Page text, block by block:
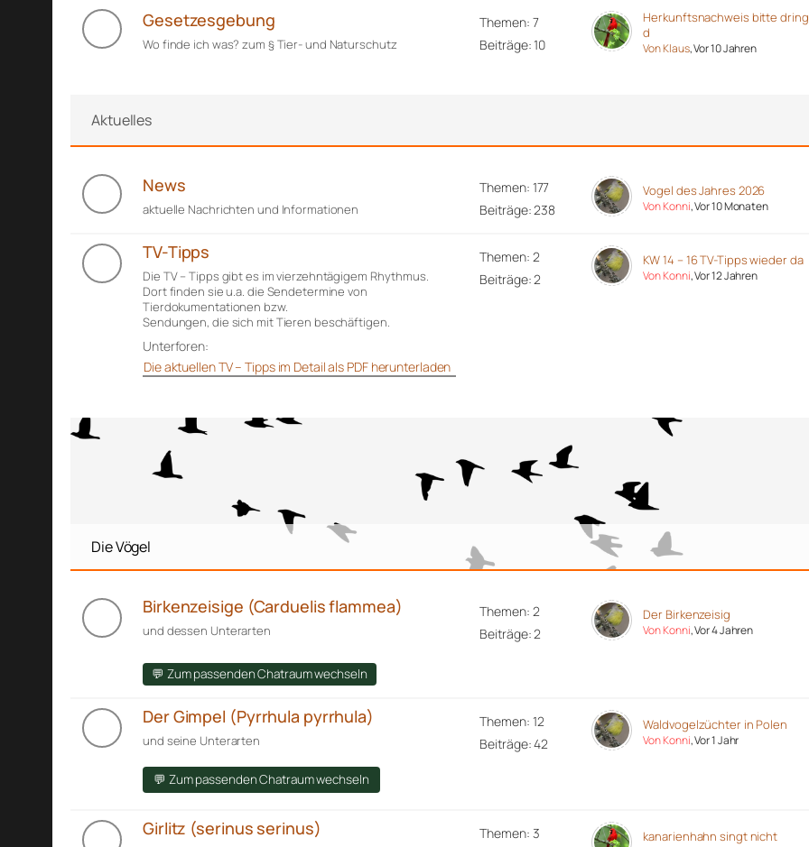
Gesetzesgebung
Wo finde ich was? zum § Tier- und Naturschutz
Themen: 7
Beiträge: 10
Herkunftsnachweis bitte
d
Von Klaus, Vor 10 Jahren
Aktuelles
News
aktuelle Nachrichten und Informationen
Themen: 177
Beiträge: 238
Vogel des Jahres 2026
Von Konni, Vor 10 Monaten
TV-Tipps
Die TV – Tipps gibt es im vierzehntägigem Rhythmus.
Dort finden sie u.a. die Sendetermine von
Tierdokumentationen bzw.
Sendungen, die sich mit Tieren beschäftigen.
Unterforen:
Die aktuellen TV – Tipps im Detail als PDF herunterladen
Themen: 2
Beiträge: 2
KW 14 – 16 TV-Tipps wieder da
Von Konni, Vor 12 Jahren
Die Vögel
Birkenzeisige (Carduelis flammea)
und dessen Unterarten
💬 Zum passenden Chatraum wechseln
Themen: 2
Beiträge: 2
Der Birkenzeisig
Von Konni, Vor 4 Jahren
Der Gimpel (Pyrrhula pyrrhula)
und seine Unterarten
💬 Zum passenden Chatraum wechseln
Themen: 12
Beiträge: 42
Waldvogelzüchter in Polen
Von Konni, Vor 1 Jahr
Girlitz (serinus serinus)
Themen: 3
kanarienhahn singt nicht